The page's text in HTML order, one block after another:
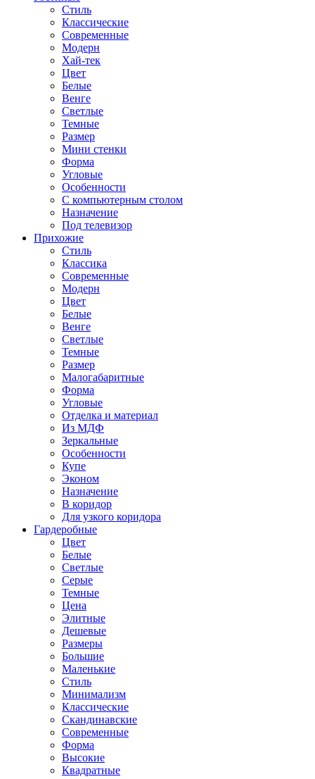
Стиль
Классические
Современные
Модерн
Хай-тек
Цвет
Белые
Венге
Светлые
Темные
Размер
Мини стенки
Форма
Угловые
Особенности
С компьютерным столом
Назначение
Под телевизор
Прихожие
Стиль
Классика
Современные
Модерн
Цвет
Белые
Венге
Светлые
Темные
Размер
Малогабаритные
Форма
Угловые
Отделка и материал
Из МДФ
Зеркальные
Особенности
Купе
Эконом
Назначение
В коридор
Для узкого коридора
Гардеробные
Цвет
Белые
Светлые
Серые
Темные
Цена
Элитные
Дешевые
Размеры
Большие
Маленькие
Стиль
Минимализм
Классические
Скандинавские
Современные
Форма
Высокие
Квадратные